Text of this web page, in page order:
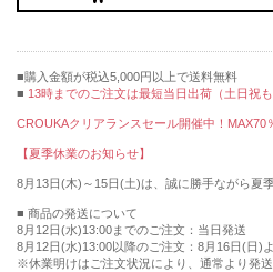
購入金額が税込5,000円以上で送料無料
13時までのご注文は最短当日出荷（土日祝も
CROUKAクリアランスセール開催中！MAX70
【夏季休業のお知らせ】
8月13日(木)～15日(土)は、誠に勝手ながら夏
■ 商品の発送について
8月12日(水)13:00までのご注文：当日発送
8月12日(水)13:00以降のご注文：8月16日(日)
※休業明けはご注文状況により、通常より発